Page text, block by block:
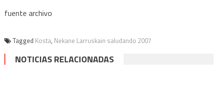
fuente archivo
Tagged Kosta, Nekane Larruskain saludando 2007
NOTICIAS RELACIONADAS